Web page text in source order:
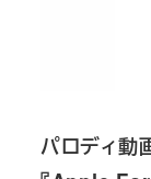
パロディ動